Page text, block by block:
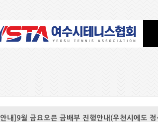
[안내]9월 금요오픈 금배부 진행안내(우천시에도